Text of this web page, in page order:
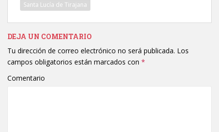
Santa Lucía de Tirajana
DEJA UN COMENTARIO
Tu dirección de correo electrónico no será publicada. Los
campos obligatorios están marcados con *
Comentario